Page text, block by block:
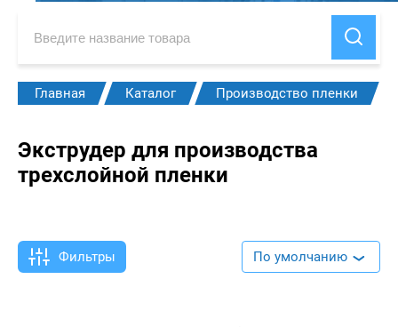
Главная Каталог Производство пленки
Экструдер для производства
трехслойной пленки
Фильтры По умолчанию